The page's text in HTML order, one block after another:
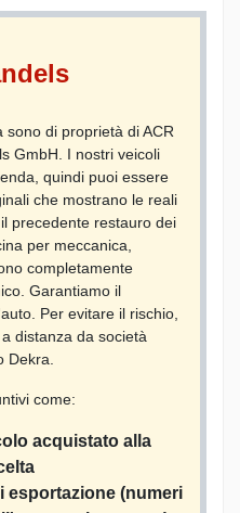
sono di proprietà di ACR
GmbH. I nostri veicoli
quindi puoi essere
che mostrano le reali
precedente restauro dei
per meccanica,
completamente
Garantiamo il
Per evitare il rischio,
distanza da società
Dekra.
come:
acquistato alla
esportazione (numeri